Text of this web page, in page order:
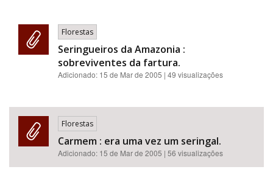
Florestas
Seringueiros da Amazonia :
sobreviventes da fartura.
Adicionado: 15 de Mar de 2005 | 49 visualizações
Florestas
Carmem : era uma vez um seringal.
Adicionado: 15 de Mar de 2005 | 56 visualizações